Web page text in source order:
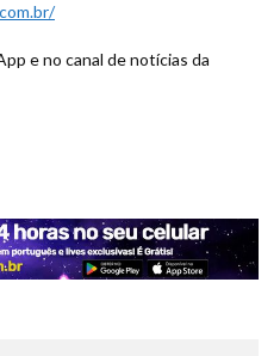
e no canal de notícias da